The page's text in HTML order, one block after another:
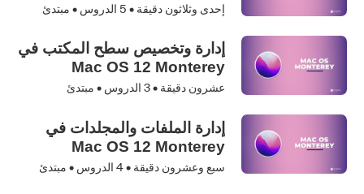
إحدى وثلاثون دقيقة • 5 الدروس • مبتدئ
إدارة وتخصيص سطح المكتب في
Mac OS 12 Monterey
عشرون دقيقة •3 الدروس • مبتدئ
إدارة الملفات والمجلدات في
Mac OS 12 Monterey
سبع وعشرون دقيقة •4 الدروس • مبتدئ